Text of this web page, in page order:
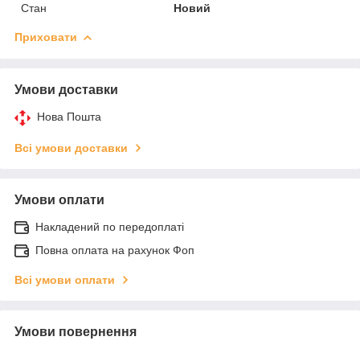
Стан
Новий
Приховати
Умови доставки
Нова Пошта
Всі умови доставки
Умови оплати
Накладений по передоплаті
Повна оплата на рахунок Фоп
Всі умови оплати
Умови повернення